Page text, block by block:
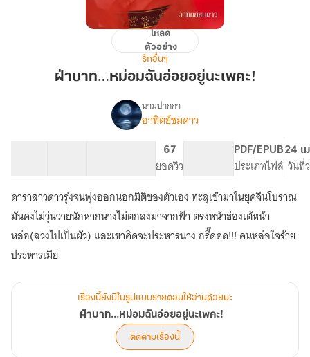
หม่อม
โหลด
ตัวอย่าง
รักอื่นๆ
ฝ่าบาท…หม่อมฉันอ่อยอยู่นะเพคะ!
เรื่อง
บาท…
หม่อม
ฉัน
อ่อย
อยู่
นะ
เพคะ!
นามปากกา
อาทิตย์ชมดาว
67
ยอดวิว
PDF/EPUB
ประเภทไฟล์
24 เ
วันที่
ดาราสาวดาวรุ่งจนพุ่งออกนอกมิติของตัวเอง ทะลุเข้ามาในยุคจีนโบราณ
มันคงไม่วุ่นวายนักหากนางไม่ตกลงมาจากฟ้า ตรงหน้าฮ่องเต้หน้า
หล่อ(ลวงไปเป็นผัว) และเขาคิดจะประหารนาง กรี๊ดดด!!! คนหล่อใจร้าย
ประหารเมีย
เรื่องนี้ยังมีในรูปแบบรายตอนให้อ่านด้วยนะ
ฝ่าบาท…หม่อมฉันอ่อยอยู่นะเพคะ!
ติดตามเรื่องนี้